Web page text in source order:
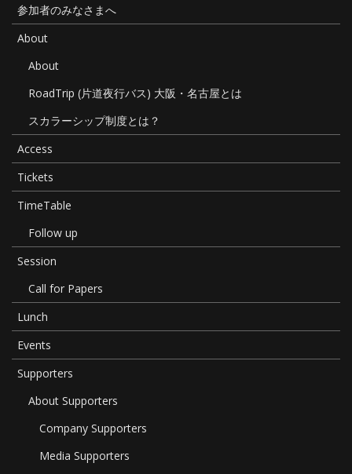
参加者のみなさまへ
About
About
RoadTrip (片道夜行バス) 大阪・名古屋とは
スカラーシップ制度とは？
Access
Tickets
TimeTable
Follow up
Session
Call for Papers
Lunch
Events
Supporters
About Supporters
Company Supporters
Media Supporters